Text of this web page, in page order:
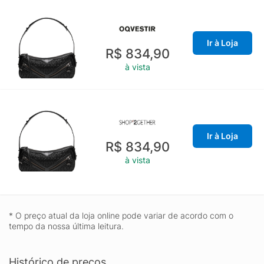
R$ 834,90
à vista
Ir à Loja
R$ 834,90
à vista
Ir à Loja
* O preço atual da loja online pode variar de acordo com o
tempo da nossa última leitura.